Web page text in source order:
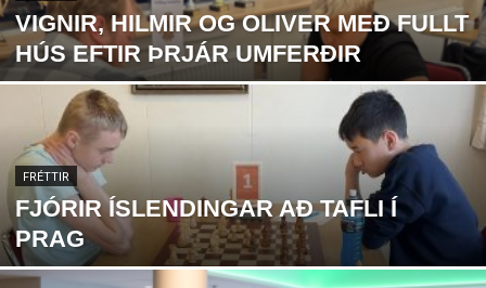
VIGNIR, HILMIR OG OLIVER MEÐ FULLT
HÚS EFTIR ÞRJÁR UMFERÐIR
FRÉTTIR
FJÓRIR ÍSLENDINGAR AÐ TAFLI Í
PRAG